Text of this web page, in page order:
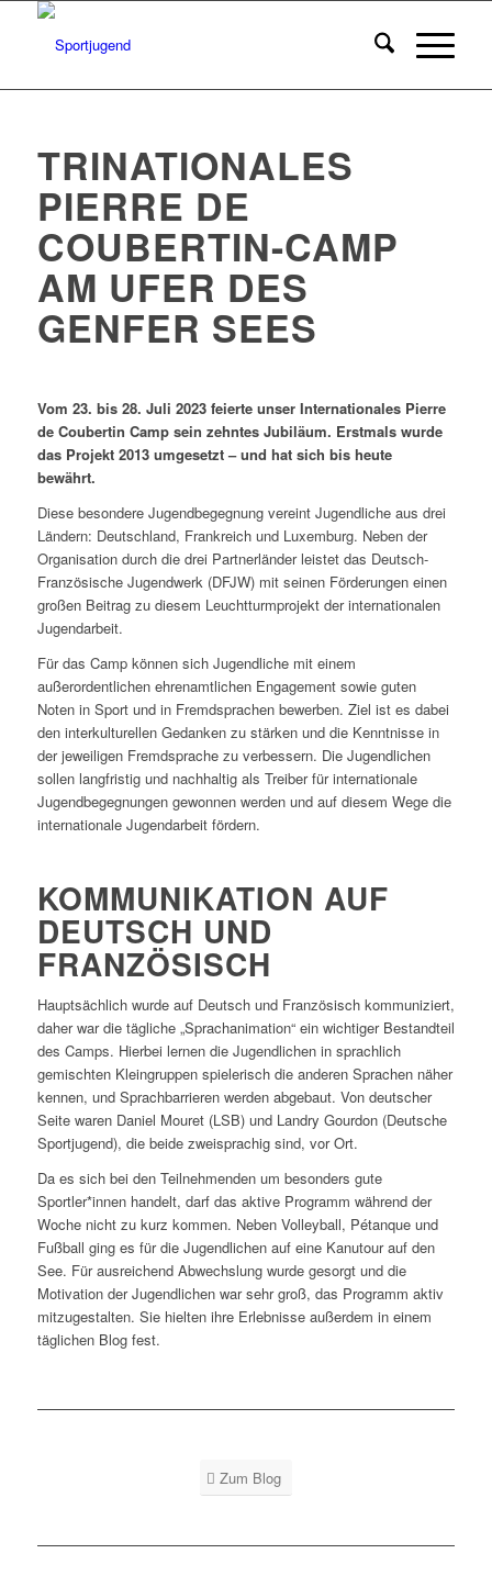
TRINATIONALES
PIERRE DE
COUBERTIN-CAMP
AM UFER DES
GENFER SEES
Vom 23. bis 28. Juli 2023 feierte unser Internationales Pierre
de Coubertin Camp sein zehntes Jubiläum. Erstmals wurde
das Projekt 2013 umgesetzt – und hat sich bis heute
bewährt.
Diese besondere Jugendbegegnung vereint Jugendliche aus drei
Ländern: Deutschland, Frankreich und Luxemburg. Neben der
Organisation durch die drei Partnerländer leistet das Deutsch-
Französische Jugendwerk (DFJW) mit seinen Förderungen einen
großen Beitrag zu diesem Leuchtturmprojekt der internationalen
Jugendarbeit.
Für das Camp können sich Jugendliche mit einem
außerordentlichen ehrenamtlichen Engagement sowie guten
Noten in Sport und in Fremdsprachen bewerben. Ziel ist es dabei
den interkulturellen Gedanken zu stärken und die Kenntnisse in
der jeweiligen Fremdsprache zu verbessern. Die Jugendlichen
sollen langfristig und nachhaltig als Treiber für internationale
Jugendbegegnungen gewonnen werden und auf diesem Wege die
internationale Jugendarbeit fördern.
KOMMUNIKATION AUF
DEUTSCH UND
FRANZÖSISCH
Hauptsächlich wurde auf Deutsch und Französisch kommuniziert,
daher war die tägliche „Sprachanimation“ ein wichtiger Bestandteil
des Camps. Hierbei lernen die Jugendlichen in sprachlich
gemischten Kleingruppen spielerisch die anderen Sprachen näher
kennen, und Sprachbarrieren werden abgebaut. Von deutscher
Seite waren Daniel Mouret (LSB) und Landry Gourdon (Deutsche
Sportjugend), die beide zweisprachig sind, vor Ort.
Da es sich bei den Teilnehmenden um besonders gute
Sportler*innen handelt, darf das aktive Programm während der
Woche nicht zu kurz kommen. Neben Volleyball, Pétanque und
Fußball ging es für die Jugendlichen auf eine Kanutour auf den
See. Für ausreichend Abwechslung wurde gesorgt und die
Motivation der Jugendlichen war sehr groß, das Programm aktiv
mitzugestalten. Sie hielten ihre Erlebnisse außerdem in einem
täglichen Blog fest.
Zum Blog